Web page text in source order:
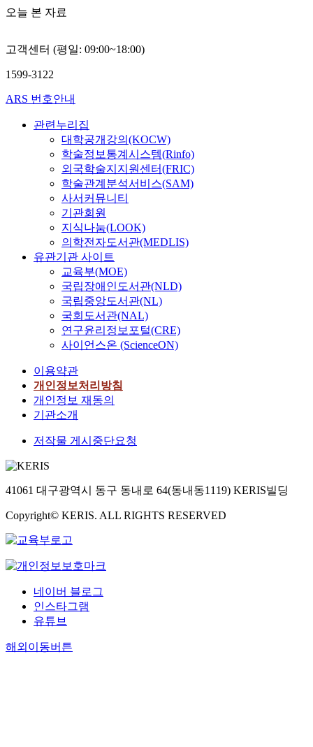
오늘 본 자료
고객센터 (평일: 09:00~18:00)
1599-3122
ARS 번호안내
관련누리집
대학공개강의(KOCW)
학술정보통계시스템(Rinfo)
외국학술지지원센터(FRIC)
학술관계분석서비스(SAM)
사서커뮤니티
기관회원
지식나눔(LOOK)
의학전자도서관(MEDLIS)
유관기관 사이트
교육부(MOE)
국립장애인도서관(NLD)
국립중앙도서관(NL)
국회도서관(NAL)
연구윤리정보포털(CRE)
사이언스온 (ScienceON)
이용약관
개인정보처리방침
개인정보 재동의
기관소개
저작물 게시중단요청
41061 대구광역시 동구 동내로 64(동내동1119) KERIS빌딩
Copyright© KERIS. ALL RIGHTS RESERVED
네이버 블로그
인스타그램
유튜브
해외이동버튼